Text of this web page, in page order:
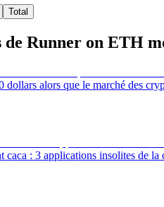
Total
de Runner on ETH
dollars alors que le marché des
caca : 3 applications insolites de la